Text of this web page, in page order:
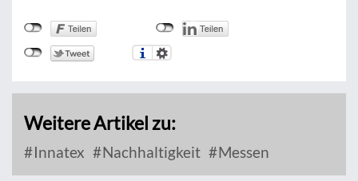
Weitere Artikel zu:
Innatex Nachhaltigkeit Messen